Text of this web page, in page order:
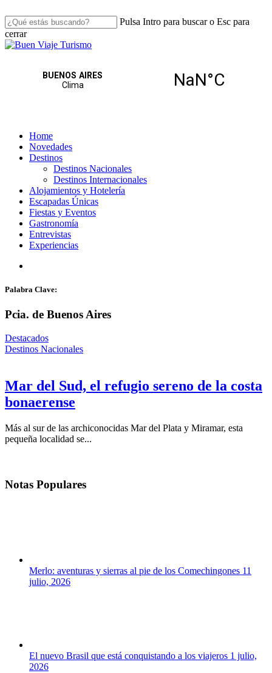
to
main
content
Pulsa Intro para buscar o Esc para
cerrar
Close
search
Menu
Home
Novedades
Destinos
Destinos Nacionales
Destinos Internacionales
Alojamientos y Hotelería
Escapadas Únicas
Fiestas y Eventos
Gastronomía
Entrevistas
Experiencias
Palabra Clave:
Pcia. de Buenos Aires
Destacados
Destinos Nacionales
Mar del Sud, el refugio sereno de la costa
bonaerense
Más al sur de las archiconocidas Mar del Plata y Miramar, esta
pequeña localidad se...
Notas Populares
Merlo: aventuras y sierras al pie de los Comechingones 11
julio, 2026
El nuevo Brasil que está conquistando a los viajeros 1 julio,
2026